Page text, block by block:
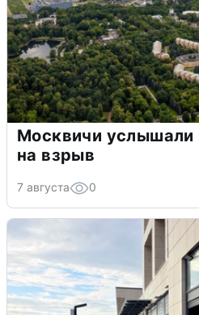
Москвичи услышали
на взрыв
7 августа 0